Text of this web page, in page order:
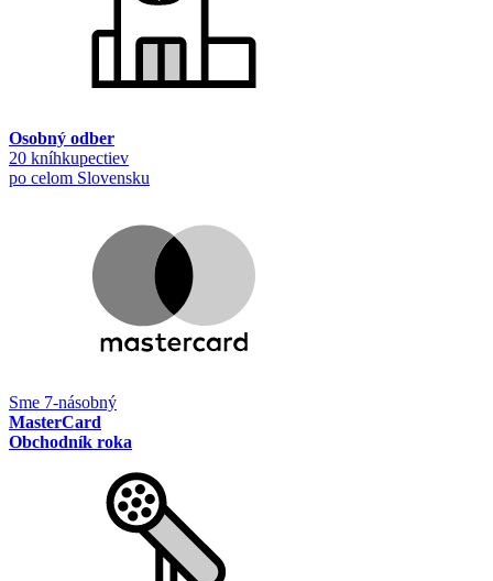
Osobný odber
20 kníhkupectiev
po celom Slovensku
Sme 7-násobný
MasterCard
Obchodník roka